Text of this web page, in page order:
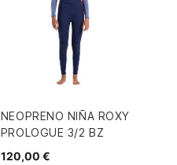
NEOPRENO NIÑA ROXY
PROLOGUE 3/2 BZ
120,00 €